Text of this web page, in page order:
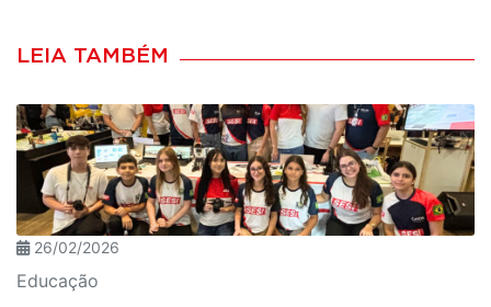
LEIA TAMBÉM
26/02/2026
Educação